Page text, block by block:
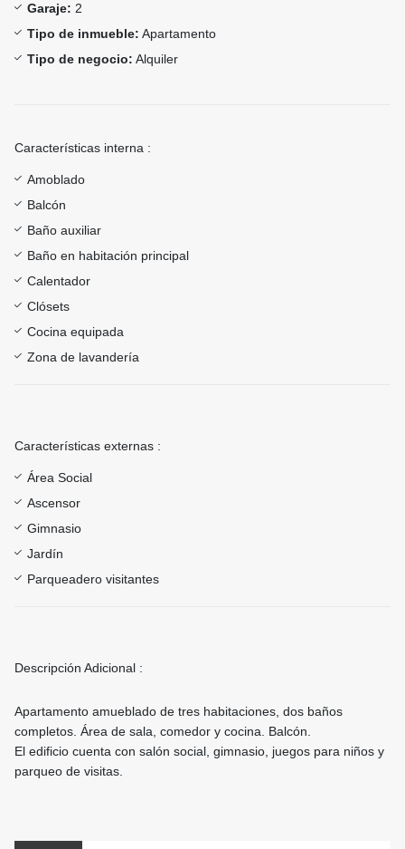
Garaje: 2
Tipo de inmueble: Apartamento
Tipo de negocio: Alquiler
Características interna :
Amoblado
Balcón
Baño auxiliar
Baño en habitación principal
Calentador
Clósets
Cocina equipada
Zona de lavandería
Características externas :
Área Social
Ascensor
Gimnasio
Jardín
Parqueadero visitantes
Descripción Adicional :
Apartamento amueblado de tres habitaciones, dos baños
completos. Área de sala, comedor y cocina. Balcón.
El edificio cuenta con salón social, gimnasio, juegos para niños y
parqueo de visitas.